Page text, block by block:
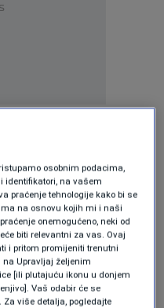
samog proboja
nisu svjesni da su
imali su dvije -tri
Orijentir im je bila
Karakaju... Bili su
bojnih otrova ili
prilaziti da kažemo
osobnim podacima,
identifikatori, na vašem
praćenje tehnologije kako bi se
na osnovu kojih mi i naši
onemogućeno, neki od
biti relevantni za vas. Ovaj
i pritom promijeniti trenutni
na Upravljaj željenim
[ili plutajuću ikonu u donjem
Vaš odabir će se
Za više detalja, pogledajte